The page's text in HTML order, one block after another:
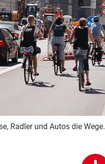
Radler und Autos die Wege.